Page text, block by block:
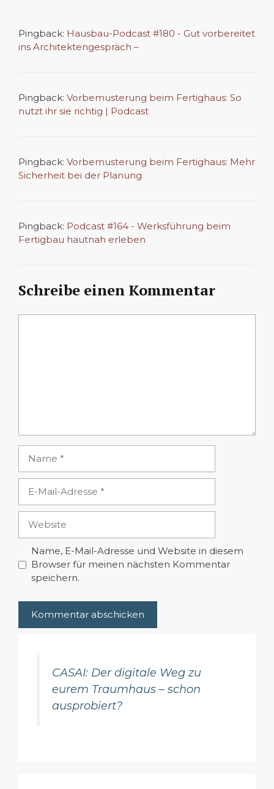
Pingback: Hausbau-Podcast #180 - Gut vorbereitet
ins Architektengespräch –
Pingback: Vorbemusterung beim Fertighaus: So
nutzt ihr sie richtig | Podcast
Pingback: Vorbemusterung beim Fertighaus: Mehr
Sicherheit bei der Planung
Pingback: Podcast #164 - Werksführung beim
Fertigbau hautnah erleben
Schreibe einen Kommentar
Mail-
Adresse
Name, E-Mail-Adresse und Website in diesem
Browser für meinen nächsten Kommentar
speichern.
CASAI: Der digitale Weg zu
eurem Traumhaus – schon
ausprobiert?